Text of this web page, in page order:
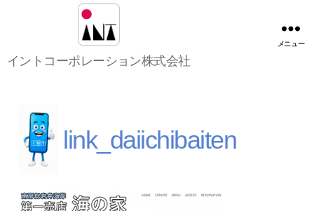
ン
レ
ン
イントコーポレーション株式会社
メニュー
link_daiichibaiten